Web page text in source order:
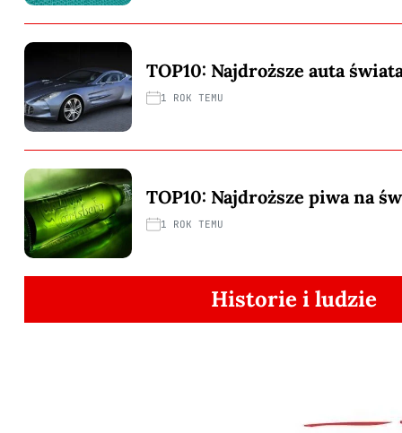
TOP10: Najdroższe auta
1 ROK TEMU
TOP10: Najdroższe piwa na
1 ROK TEMU
Historie i ludzie